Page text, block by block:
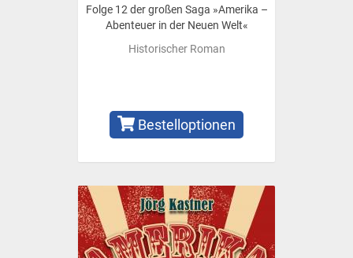
Folge 12 der großen Saga »Amerika –
Abenteuer in der Neuen Welt«
Historischer Roman
Bestelloptionen